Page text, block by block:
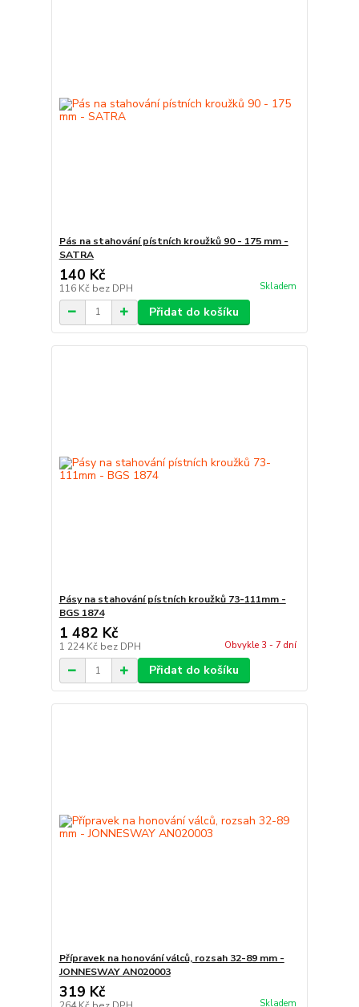
Pás na stahování pístních kroužků 90 - 175 mm -
SATRA
140 Kč
116 Kč bez DPH Skladem
Přidat do košíku
Pásy na stahování pístních kroužků 73-111mm -
BGS 1874
1 482 Kč
1 224 Kč bez DPH Obvykle 3 - 7 dní
Přidat do košíku
Přípravek na honování válců, rozsah 32-89 mm -
JONNESWAY AN020003
319 Kč
Skladem